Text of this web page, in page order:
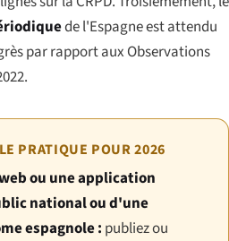
de l'Espagne est attendu
par rapport aux Observations
PRATIQUE POUR 2026
ou une application
national ou d'une
espagnole : publiez ou